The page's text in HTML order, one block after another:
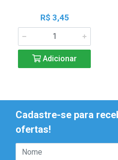
R$ 3,45
Adicionar
Cadastre-se para
ofertas!